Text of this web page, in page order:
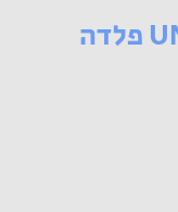
פין קפיצי UNC 3/32X7/16 פלדה